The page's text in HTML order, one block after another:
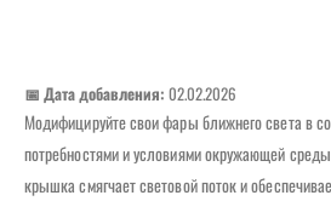
📅 Дата добавления: 02.02.2026
Модифицируйте свои фары ближнего света в
потребностями и условиями окружающей
крышка смягчает световой поток и